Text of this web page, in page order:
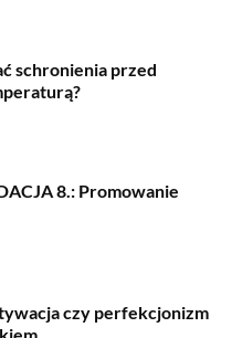
schronienia przed
8.: Promowanie
czy perfekcjonizm